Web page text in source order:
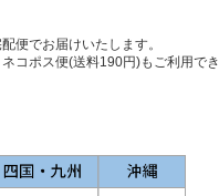
便でお届けいたします。
コポス便(送料190円)もご利用でき